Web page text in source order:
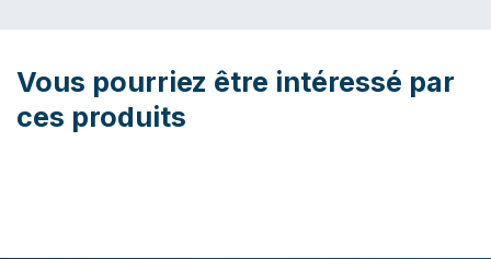
Vous pourriez être intéressé par
ces produits